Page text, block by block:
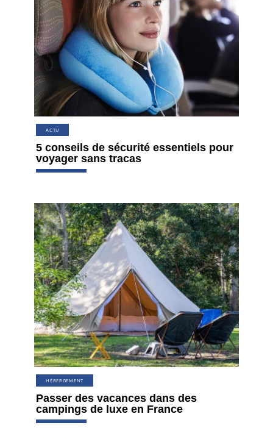
ACTU
5 conseils de sécurité essentiels pour
voyager sans tracas
HÉBERGEMENT
Passer des vacances dans des
campings de luxe en France